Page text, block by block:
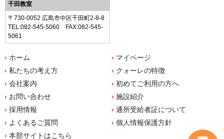
千田教室
〒730-0052 広島市中区千田町2-8-8
TEL:082-545-5060 FAX:082-545-
5061
ホーム
マイページ
私たちの考え方
クォーレの特徴
会社案内
初めてご利用の方へ
お問い合わせ
施設紹介
採用情報
通所受給者証について
よくあるご質問
個人情報保護方針
本部サイトはこちら